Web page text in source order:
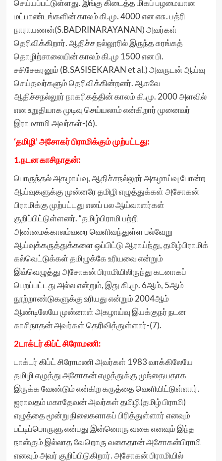
செய்யப்பட்டுள்ளது. இங்கு கிடைத்த மிகப் பழமையான
மட்பாண்டங்களின் காலம் கி.மு. 4000 என எசு. பத்ரி
நாராயணன்(S.BADRINARAYANAN) அவர்கள்
தெரிவிக்கிறார். ஆதிச்ச நல்லூரில் இருந்த சுரங்கத்
தொழிற்சாலையின் காலம் கி.மு 1500 என பி.
சசிசேகரனும் (B.SASISEKARAN et al.) அவருடன் ஆய்வு
செய்தவர்களும் தெரிவிக்கின்றனர். ஆகவே
ஆதிச்சநல்லூர் நாகரிகத்தின் காலம் கி.மு. 2000 அளவில்
என உறுதியாக முடிவு செய்யலாம் என்கிறார் முனைவர்
இராமசாமி அவர்கள்-(6).
‘தமிழி’ அசோகர் பிராமிக்கும் முற்பட்டது:
1.நடன காசிநாதன்:
பொருந்தல் அகழாய்வு, ஆதிச்சநல்லூர் அகழாய்வு போன்ற
ஆய்வுகளுக்கு முன்னரே தமிழி எழுத்துக்கள் அசோகன்
பிராமிக்கு முற்பட்டது எனப் பல ஆய்வாளர்கள்
குறிப்பிட்டுள்ளனர். “தமிழ்பிராமி பற்றி
அண்மைக்காலம்வரை வெளிவந்துள்ள பல்வேறு
ஆய்வுக்கருத்துக்களை ஒப்பிட்டு ஆராய்ந்து, தமிழ்பிராமிக்
கல்வெட்டுக்கள் தமிழுக்கே உரியவை என்றும்
இவ்வெழுத்து அசோகன் பிராமியிலிருந்து கடனாகப்
பெறப்பட்டது அல்ல என்றும், இது கி.மு. 6ஆம், 5ஆம்
நூற்றாண்டுகளுக்கு உரியது என்றும் 2004ஆம்
ஆண்டிலேயே முன்னாள் அகழாய்வு இயக்குநர் நடன
காசிநாதன் அவர்கள் தெரிவித்துள்ளார்-(7).
2டாக்டர் கிப்ட் சிரோமணி:
டாக்டர் கிப்ட் சிரோமணி அவர்கள் 1983 வாக்கிலேயே
தமிழி எழுத்து அசோகன் எழுத்துக்கு முந்தையதாக
இருக்க வேண்டும் என்கிற கருத்தை வெளியிட்டுள்ளார்.
ஐராவதம் மகாதேவன் அவர்கள் தமிழி(தமிழ் பிராமி)
எழுத்தை மூன்று நிலைகளாகப் பிரித்துள்ளார் எனவும்
பட்டிப்பொருளு என்பது இன்னொரு வகை எனவும் இந்த
நான்கும் இல்லாத வேறொரு வகைதான் அசோகன்பிராமி
எனவும் அவர் குறிப்பிடுகிறார். அசோகன் பிராமியில்